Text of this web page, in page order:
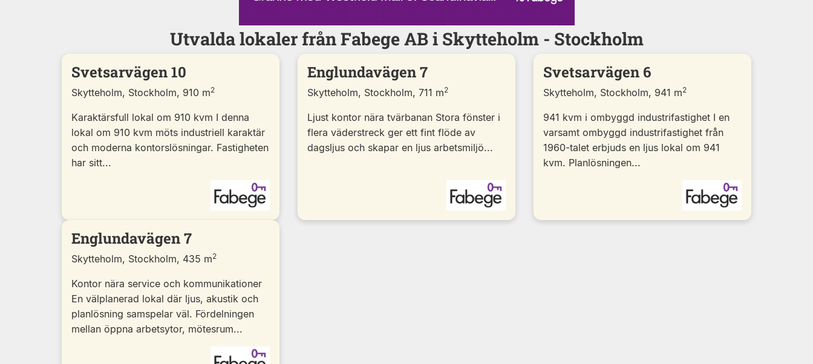
Utvalda lokaler från Fabege AB i Skytteholm - Stockholm
Svetsarvägen 10
Skytteholm, Stockholm, 910 m2
Karaktärsfull lokal om 910 kvm I denna
lokal om 910 kvm möts industriell karaktär
och moderna kontorslösningar. Fastigheten
har sitt...
Englundavägen 7
Skytteholm, Stockholm, 711 m2
Ljust kontor nära tvärbanan Stora fönster i
flera väderstreck ger ett fint flöde av
dagsljus och skapar en ljus arbetsmiljö...
Svetsarvägen 6
Skytteholm, Stockholm, 941 m2
941 kvm i ombyggd industrifastighet I en
varsamt ombyggd industrifastighet från
1960-talet erbjuds en ljus lokal om 941
kvm. Planlösningen...
Englundavägen 7
Skytteholm, Stockholm, 435 m2
Kontor nära service och kommunikationer
En välplanerad lokal där ljus, akustik och
planlösning samspelar väl. Fördelningen
mellan öppna arbetsytor, mötesrum...